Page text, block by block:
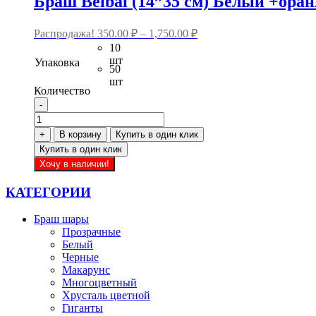
можно
на
странице
Распродажа! 350.00 ₽ – 1,750.00 ₽
Упаковка
10
шт
50
шт
Количество
-
Количество
товара
Браш
Belbal
(14”35
Белый
+ В корзину
Купить в один клик
Купить в один клик
Этот
товар
имеет
несколько
вариаций.
Опции
можно
выбрать
странице
товара.
Хочу в наличии!
КАТЕГОРИИ
Браш шары
Прозрачные
Белый
Черные
Макарунс
Многоцветный
Хрусталь цветной
Гиганты